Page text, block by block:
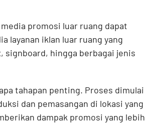
promosi luar ruang dapat
layanan iklan luar ruang yang
signboard, hingga berbagai jenis
tahapan penting. Proses dimulai
dan pemasangan di lokasi yang
dampak promosi yang lebih